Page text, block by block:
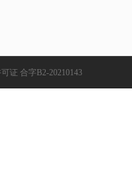
证 合字B2-20210143